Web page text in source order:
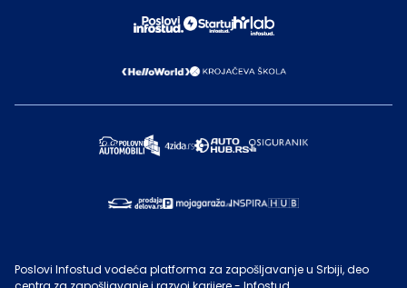
Poslovi Infostud vodeća platforma za zapošljavanje u Srbiji, deo